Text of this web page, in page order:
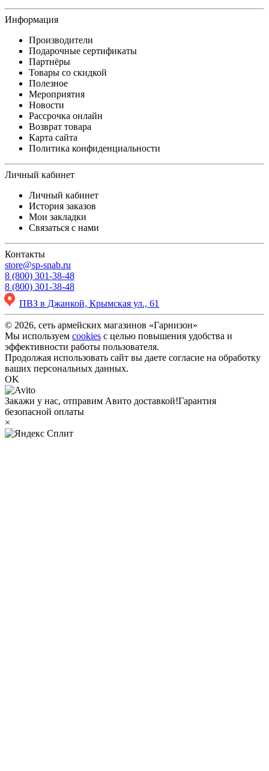
Информация
Производители
Подарочные сертификаты
Партнёры
Товары со скидкой
Полезное
Мероприятия
Новости
Рассрочка онлайн
Возврат товара
Карта сайта
Политика конфиденциальности
Личный кабинет
Личный кабинет
История заказов
Мои закладки
Связаться с нами
Контакты
store@sp-snab.ru
8 (800) 301-38-48
8 (800) 301-38-48
ПВЗ в Джанкой, Крымская ул., 61
© 2026, сеть армейских магазинов «Гарнизон»
Мы используем cookies с целью повышения удобства и
эффективности работы пользователя.
Продолжая использовать сайт вы даете согласие на обработку
ваших персональных данных.
OK
Закажи у нас, отправим Авито доставкой!Гарантия
безопасной оплаты
×